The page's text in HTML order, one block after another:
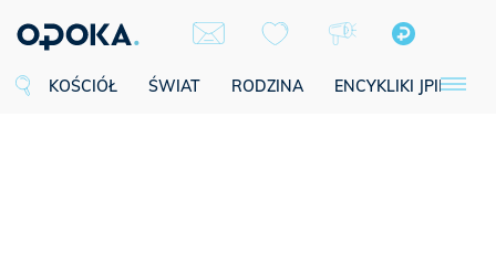
KOŚCIÓŁ ŚWIAT RODZINA ENCYKLIKI JPII